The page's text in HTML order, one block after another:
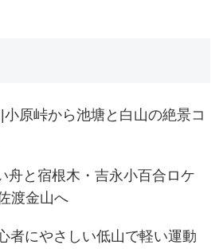
原峠から池塘と白山の絶景コ
舟と宿根木・吉永小百合ロケ
渡金山へ
者にやさしい低山で軽い運動